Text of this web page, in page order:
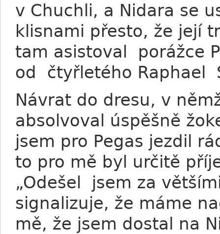
v Chuchli, a Nidara se
klisnami přesto, že její
tam asistoval porážce
od čtyřletého Raphael
Návrat do dresu, v
absolvoval úspěšně
jsem pro Pegas jezdil
to pro mě byl určitě
„Odešel jsem za
signalizuje, že máme
mě, že jsem dostal na